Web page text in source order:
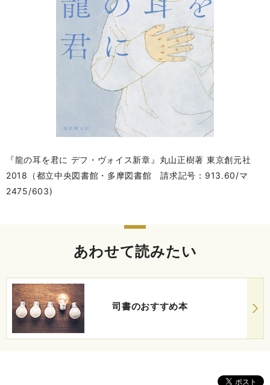
『龍の耳を君に デフ・ヴォイス新章』丸山正樹著 東京創元社
2018（都立中央図書館・多摩図書館 請求記号：913.60/マ
2475/603)
あわせて読みたい
司書のおすすめ本